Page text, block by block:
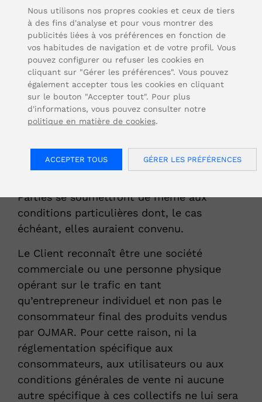
d’application et prise
d’effet.
Toute commande réalisée par le Client et
acceptée par OJMAR, S.A. (ci-après, OJMAR
; dans les deux cas ci-après, les Parties),
implique que le Client accepte et se
dont il reconnaît avoir pris connaissance et
qui ont été mises à sa disposition dès le
Parties se soumettront de même aux
conditions particulières dont, le cas
échéant, elles auraient convenu.
Le Client reconnaît être une société
commerciale ou une personne physique
opérant sur le trafic en tant
qu’entrepreneur individuel et non pas le
consommateur final des produits vendus
par OJMAR. Pour cette raison, ni la
réglementation spécifique aux
consommateurs, aux utilisateurs ou aux
conditions générales de vente ni aucune
autre spécifique à ces collectifs ne lui sera
Nous utilisons nos propres cookies et ceux de tiers
à des fins d'analyse et pour vous montrer des
publicités liées à vos préférences en fonction de
vos habitudes de navigation et de votre profil. Vous
pouvez configurer ou refuser les cookies en
cliquant sur "Gérer les préférences". Vous pouvez
également accepter tous les cookies en cliquant
sur le bouton "Accepter tout". Pour plus
d'informations, vous pouvez consulter notre
politique en matière de cookies.
ACCEPTER TOUS GÉRER LES PRÉFÉRENCES